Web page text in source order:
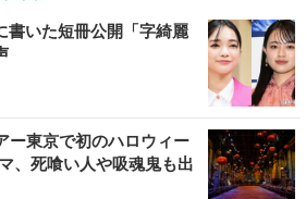
ビックリ
ショップ
書いた短冊公開「字綺麗
ー東京で初のハロウィー
、死喰い人や吸魂鬼も出